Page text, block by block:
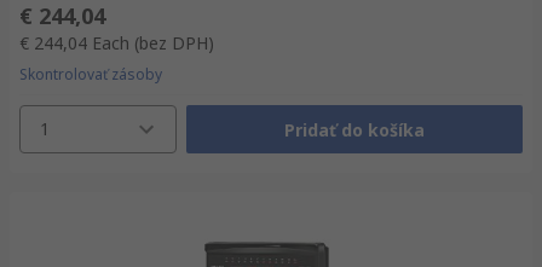
€ 244,04
€ 244,04 Each (bez DPH)
Skontrolovať zásoby
1 Pridať do košíka